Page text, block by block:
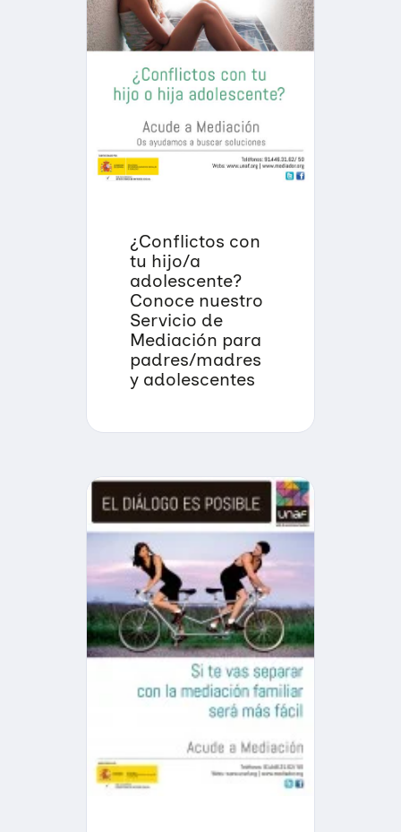
Nuestra red
Transparencia
Diversidad familiar
Familias reconstituidas
Mediación
Infancia y adolescencia
Educación Sexual
Qué hacemos
Atención directa
Sensibilización
Investigación
Trabajo en red
Infórmate
Sala de prensa
Materiales y publicaciones
COLABORA
Haz tu donación
Únete a nuestra red
Hazte voluntaria/o
¿Conflictos con
tu hijo/a
adolescente?
Conoce nuestro
Servicio de
Mediación para
padres/madres
y adolescentes